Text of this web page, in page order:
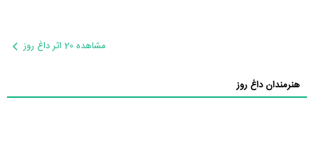
مشاهده 20 اثر داغ روز
هنرمندان داغ روز